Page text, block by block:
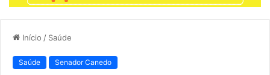
Início / Saúde
Saúde Senador Canedo